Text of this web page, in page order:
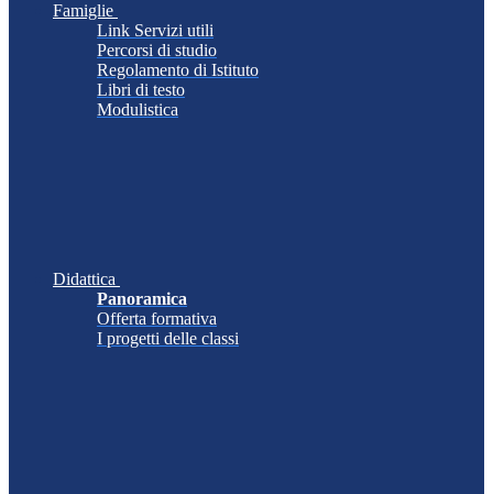
Famiglie
Link Servizi utili
Percorsi di studio
Regolamento di Istituto
Libri di testo
Modulistica
Didattica
Panoramica
Offerta formativa
I progetti delle classi